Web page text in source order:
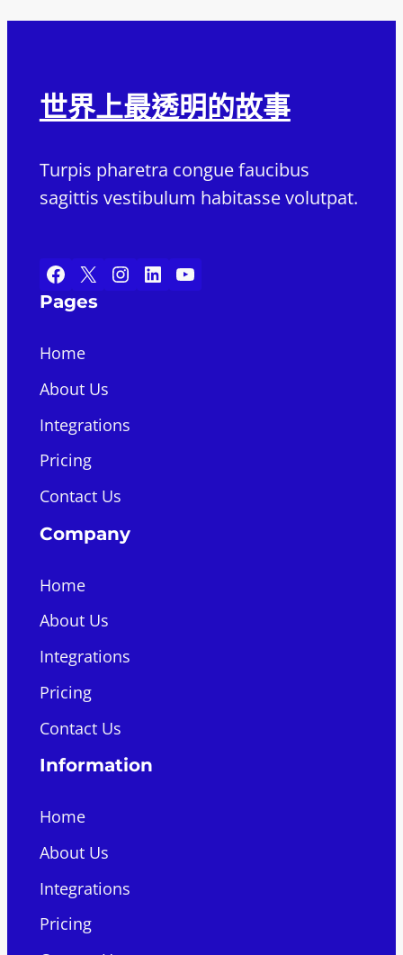
世界上最透明的故事
Turpis pharetra congue faucibus
sagittis vestibulum habitasse volutpat.
Facebook X Instagram LinkedIn YouTube
Pages
Home
About Us
Integrations
Pricing
Contact Us
Company
Home
About Us
Integrations
Pricing
Contact Us
Information
Home
About Us
Integrations
Pricing